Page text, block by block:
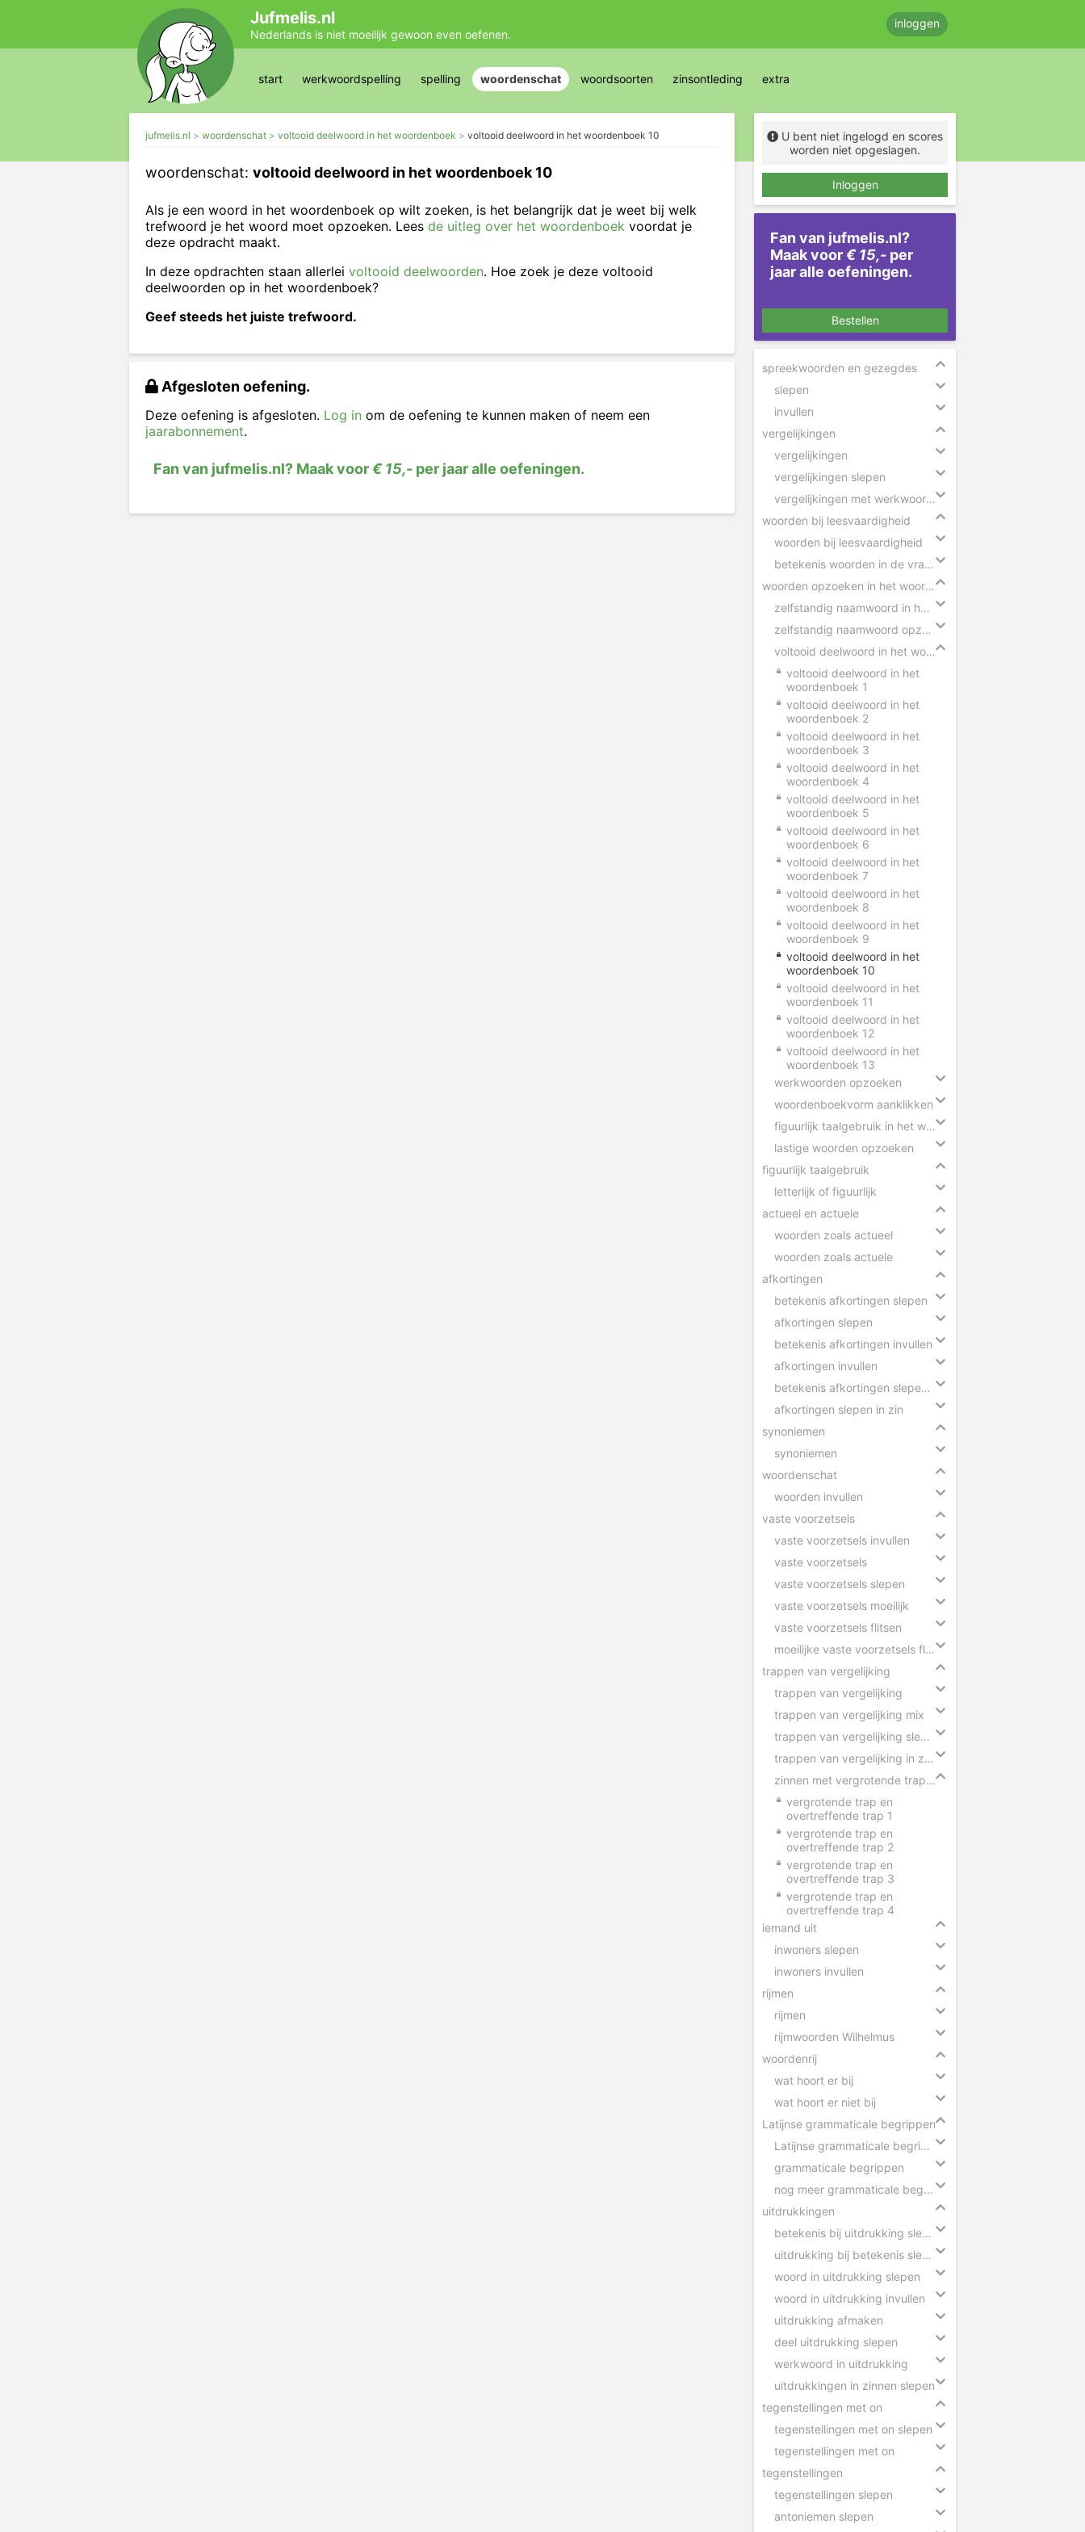
Jufmelis.nl
Nederlands is niet moeilijk gewoon even oefenen.
inloggen
start werkwoordspelling spelling woordenschat woordsoorten zinsontleding extra
jufmelis.nl woordenschat voltooid deelwoord in het woordenboek voltooid deelwoord in het woordenboek 10
woordenschat: voltooid deelwoord in het woordenboek 10
Als je een woord in het woordenboek op wilt zoeken, is het belangrijk dat je weet bij welk
trefwoord je het woord moet opzoeken. Lees de uitleg over het woordenboek voordat je
deze opdracht maakt.
In deze opdrachten staan allerlei voltooid deelwoorden. Hoe zoek je deze voltooid
deelwoorden op in het woordenboek?
Geef steeds het juiste trefwoord.
Afgesloten oefening.
Deze oefening is afgesloten. Log in om de oefening te kunnen maken of neem een
jaarabonnement.
Fan van jufmelis.nl? Maak voor€ 15,- per jaar alle oefeningen.
U bent niet ingelogd en scores
worden niet opgeslagen.
Inloggen
Fan van jufmelis.nl?
Maak voor€ 15,- per
jaar alle oefeningen.
Bestellen
spreekwoorden en gezegdes
slepen
invullen
vergelijkingen
vergelijkingen
vergelijkingen slepen
vergelijkingen met werkwoorden
woorden bij leesvaardigheid
woorden bij leesvaardigheid
betekenis woorden in de vragen
woorden opzoeken in het woordenboek
zelfstandig naamwoord in het woordenboek
zelfstandig naamwoord opzoeken
voltooid deelwoord in het woordenboek
voltooid deelwoord in het
woordenboek 1
voltooid deelwoord in het
woordenboek 2
voltooid deelwoord in het
woordenboek 3
voltooid deelwoord in het
woordenboek 4
voltooid deelwoord in het
woordenboek 5
voltooid deelwoord in het
woordenboek 6
voltooid deelwoord in het
woordenboek 7
voltooid deelwoord in het
woordenboek 8
voltooid deelwoord in het
woordenboek 9
voltooid deelwoord in het
woordenboek 10
voltooid deelwoord in het
woordenboek 11
voltooid deelwoord in het
woordenboek 12
voltooid deelwoord in het
woordenboek 13
werkwoorden opzoeken
woordenboekvorm aanklikken
figuurlijk taalgebruik in het woordenboek
lastige woorden opzoeken
figuurlijk taalgebruik
letterlijk of figuurlijk
actueel en actuele
woorden zoals actueel
woorden zoals actuele
afkortingen
betekenis afkortingen slepen
afkortingen slepen
betekenis afkortingen invullen
afkortingen invullen
betekenis afkortingen slepen in zin
afkortingen slepen in zin
synoniemen
synoniemen
woordenschat
woorden invullen
vaste voorzetsels
vaste voorzetsels invullen
vaste voorzetsels
vaste voorzetsels slepen
vaste voorzetsels moeilijk
vaste voorzetsels flitsen
moeilijke vaste voorzetsels flitsen
trappen van vergelijking
trappen van vergelijking
trappen van vergelijking mix
trappen van vergelijking slepen
trappen van vergelijking in zinnen
zinnen met vergrotende trap en overtreffende trap
vergrotende trap en
overtreffende trap 1
vergrotende trap en
overtreffende trap 2
vergrotende trap en
overtreffende trap 3
vergrotende trap en
overtreffende trap 4
iemand uit
inwoners slepen
inwoners invullen
rijmen
rijmen
rijmwoorden Wilhelmus
woordenrij
wat hoort er bij
wat hoort er niet bij
Latijnse grammaticale begrippen
Latijnse grammaticale begrippen slepen
grammaticale begrippen
nog meer grammaticale begrippen
uitdrukkingen
betekenis bij uitdrukking slepen
uitdrukking bij betekenis slepen
woord in uitdrukking slepen
woord in uitdrukking invullen
uitdrukking afmaken
deel uitdrukking slepen
werkwoord in uitdrukking
uitdrukkingen in zinnen slepen
tegenstellingen met on
tegenstellingen met on slepen
tegenstellingen met on
tegenstellingen
tegenstellingen slepen
antoniemen slepen